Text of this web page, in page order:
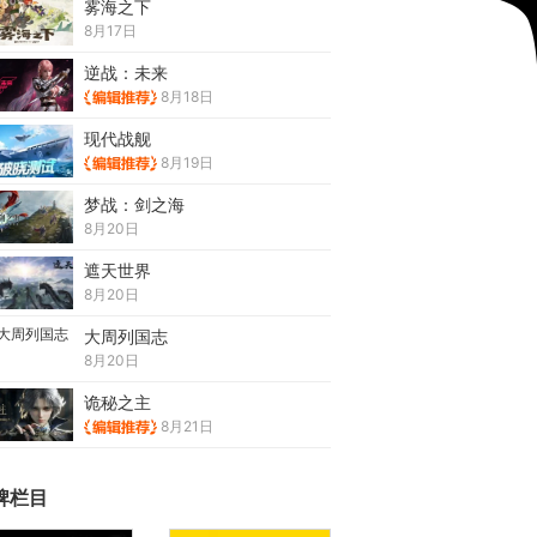
雾海之下
8月17日
逆战：未来
8月18日
现代战舰
8月19日
梦战：剑之海
8月20日
遮天世界
8月20日
大周列国志
8月20日
诡秘之主
8月21日
栏目